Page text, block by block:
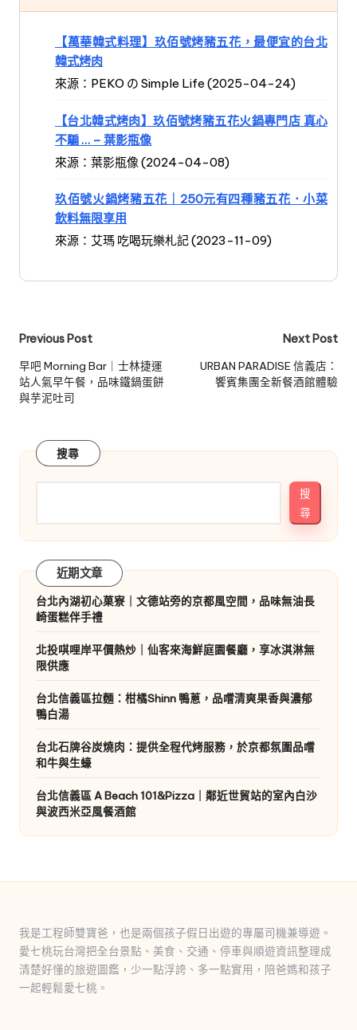
【萬華韓式料理】玖佰號烤豬五花，最便宜的台北
韓式烤肉
來源：PEKO の Simple Life (2025-04-24)
【台北韓式烤肉】玖佰號烤豬五花火鍋專門店 真心
不騙 … – 葉影瓶像
來源：葉影瓶像 (2024-04-08)
玖佰號火鍋烤豬五花｜250元有四種豬五花．小菜
飲料無限享用
來源：艾瑪 吃喝玩樂札記 (2023-11-09)
Post
navigation
Previous Post
早吧 Morning Bar｜士林捷運
站人氣早午餐，品味鐵鍋蛋餅
與芋泥吐司
Next Post
URBAN PARADISE 信義店：
饗賓集團全新餐酒館體驗
搜尋
搜
尋
近期文章
台北內湖初心菓寮｜文德站旁的京都風空間，品味無油長
崎蛋糕伴手禮
北投唭哩岸平價熱炒｜仙客來海鮮庭園餐廳，享冰淇淋無
限供應
台北信義區拉麵：柑橘Shinn 鴨蔥，品嚐清爽果香與濃郁
鴨白湯
台北石牌谷炭燒肉：提供全程代烤服務，於京都氛圍品嚐
和牛與生蠔
台北信義區 A Beach 101&Pizza｜鄰近世貿站的室內白沙
與波西米亞風餐酒館
我是工程師雙寶爸，也是兩個孩子假日出遊的專屬司機兼導遊。
愛七桃玩台灣把全台景點、美食、交通、停車與順遊資訊整理成
清楚好懂的旅遊圖鑑，少一點浮誇、多一點實用，陪爸媽和孩子
一起輕鬆愛七桃。